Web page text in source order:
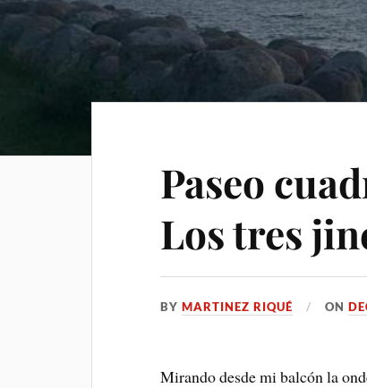
Paseo
Los tres
BYMARTINEZ RIQUÉ ON
Mirando desde mi balcón la